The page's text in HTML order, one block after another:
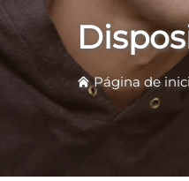
Página de